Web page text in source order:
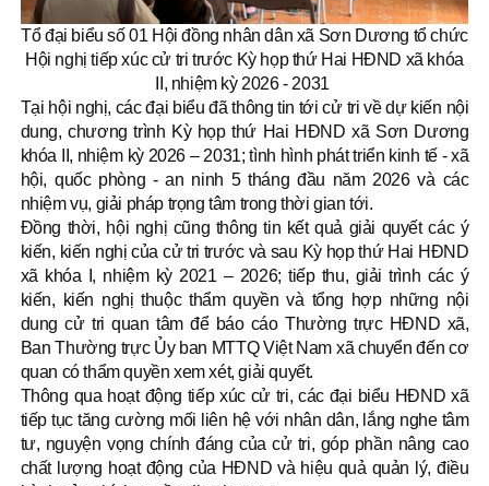
Tổ đại biểu số 01 Hội đồng nhân dân xã Sơn Dương tổ chức
Hội nghị tiếp xúc cử tri trước Kỳ họp thứ Hai HĐND xã khóa
II, nhiệm kỳ 2026 - 2031
Tại hội nghị, các đại biểu đã thông tin tới cử tri về dự kiến nội
dung, chương trình Kỳ họp thứ Hai HĐND xã Sơn Dương
khóa II, nhiệm kỳ 2026 – 2031; tình hình phát triển kinh tế - xã
hội, quốc phòng - an ninh 5 tháng đầu năm 2026 và các
nhiệm vụ, giải pháp trọng tâm trong thời gian tới.
Đồng thời, hội nghị cũng thông tin kết quả giải quyết các ý
kiến, kiến nghị của cử tri trước và sau Kỳ họp thứ Hai HĐND
xã khóa I, nhiệm kỳ 2021 – 2026; tiếp thu, giải trình các ý
kiến, kiến nghị thuộc thẩm quyền và tổng hợp những nội
dung cử tri quan tâm để báo cáo Thường trực HĐND xã,
Ban Thường trực Ủy ban MTTQ Việt Nam xã chuyển đến cơ
quan có thẩm quyền xem xét, giải quyết.
Thông qua hoạt động tiếp xúc cử tri, các đại biểu HĐND xã
tiếp tục tăng cường mối liên hệ với nhân dân, lắng nghe tâm
tư, nguyện vọng chính đáng của cử tri, góp phần nâng cao
chất lượng hoạt động của HĐND và hiệu quả quản lý, điều